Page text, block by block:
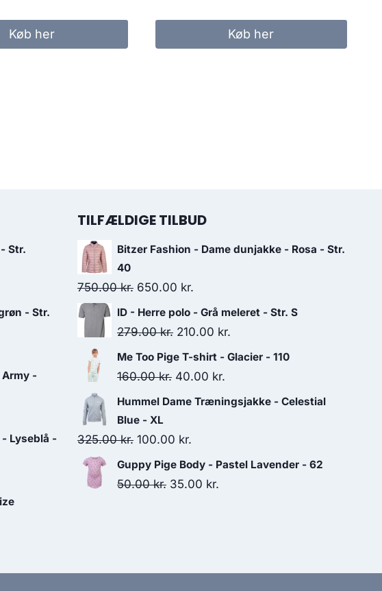
kr..60.00 kr..
Køb her
100.00 kr..60.00 kr..
Køb her
Str.
- Str.
Army -
Lyseblå -
TILFÆLDIGE TILBUD
Bitzer Fashion - Dame dunjakke - Rosa - Str.
40
750.00kr. Original
price
was:
650.00 kr.
price
is:
ID - Herre polo - Grå meleret - Str. S
279.00kr. Original
price
was:
210.00 kr.
price
Me Too Pige T-shirt - Glacier - 110
160.00kr. Original
price
160.00 kr..
40.00 kr.
price
Hummel Dame Træningsjakke - Celestial
Blue - XL
325.00kr. Original
price
was:
100.00 kr.
price
is:
Guppy Pige Body - Pastel Lavender - 62
50.00kr. Original
35.00 kr.